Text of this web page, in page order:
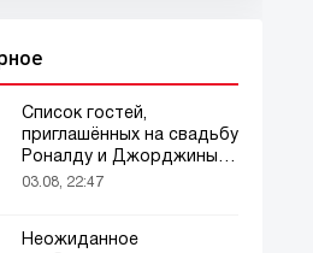
Список гостей,
приглашённых на свадьбу
Роналду и Джорджины,
вызвал ажиотаж
03.08, 22:47
Неожиданное